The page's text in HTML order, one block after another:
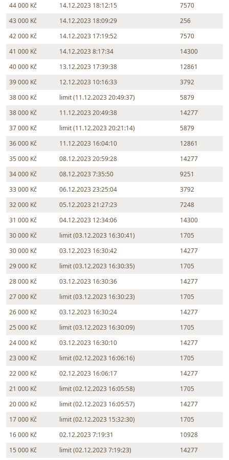
44 000 Kč
14.12.2023 18:12:15
7570
43 000 Kč
14.12.2023 18:09:29
256
42 000 Kč
14.12.2023 17:19:52
7570
41 000 Kč
14.12.2023 8:17:34
14300
40 000 Kč
13.12.2023 17:39:38
12861
39 000 Kč
12.12.2023 10:16:33
3792
38 000 Kč
limit (11.12.2023 20:49:37)
5879
38 000 Kč
11.12.2023 20:49:38
14277
37 000 Kč
limit (11.12.2023 20:21:14)
5879
36 000 Kč
11.12.2023 16:04:10
12861
35 000 Kč
08.12.2023 20:59:28
14277
34 000 Kč
08.12.2023 7:35:50
9251
33 000 Kč
06.12.2023 23:25:04
3792
32 000 Kč
05.12.2023 21:27:23
7248
31 000 Kč
04.12.2023 12:34:06
14300
30 000 Kč
limit (03.12.2023 16:30:41)
1705
30 000 Kč
03.12.2023 16:30:42
14277
29 000 Kč
limit (03.12.2023 16:30:35)
1705
28 000 Kč
03.12.2023 16:30:36
14277
27 000 Kč
limit (03.12.2023 16:30:23)
1705
26 000 Kč
03.12.2023 16:30:24
14277
25 000 Kč
limit (03.12.2023 16:30:09)
1705
24 000 Kč
03.12.2023 16:30:10
14277
23 000 Kč
limit (02.12.2023 16:06:16)
1705
22 000 Kč
02.12.2023 16:06:17
14277
21 000 Kč
limit (02.12.2023 16:05:58)
1705
20 000 Kč
limit (02.12.2023 16:05:57)
14277
17 000 Kč
limit (02.12.2023 15:32:30)
1705
16 000 Kč
02.12.2023 7:19:31
10928
15 000 Kč
limit (02.12.2023 7:19:23) 14277